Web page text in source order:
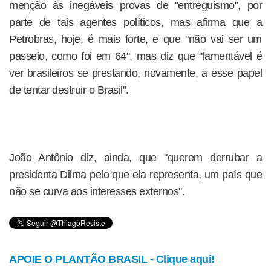
menção às inegáveis provas de "entreguismo", por
parte de tais agentes políticos, mas afirma que a
Petrobras, hoje, é mais forte, e que "não vai ser um
passeio, como foi em 64", mas diz que "lamentável é
ver brasileiros se prestando, novamente, a esse papel
de tentar destruir o Brasil".
João Antônio diz, ainda, que "querem derrubar a
presidenta Dilma pelo que ela representa, um país que
não se curva aos interesses externos".
APOIE O PLANTÃO BRASIL - Clique aqui!